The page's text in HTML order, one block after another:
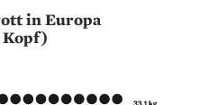
in Europa